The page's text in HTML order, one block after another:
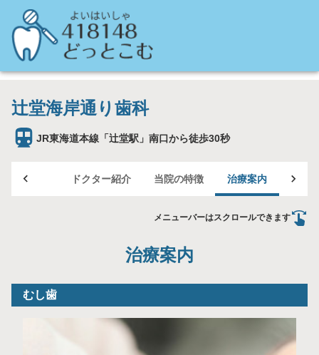
辻堂海岸通り歯科
JR東海道本線「辻堂駅」南口から徒歩30秒
TOP ドクター紹介 当院の特徴 治療案内 医院
メニューバーはスクロールできます
治療案内
むし歯